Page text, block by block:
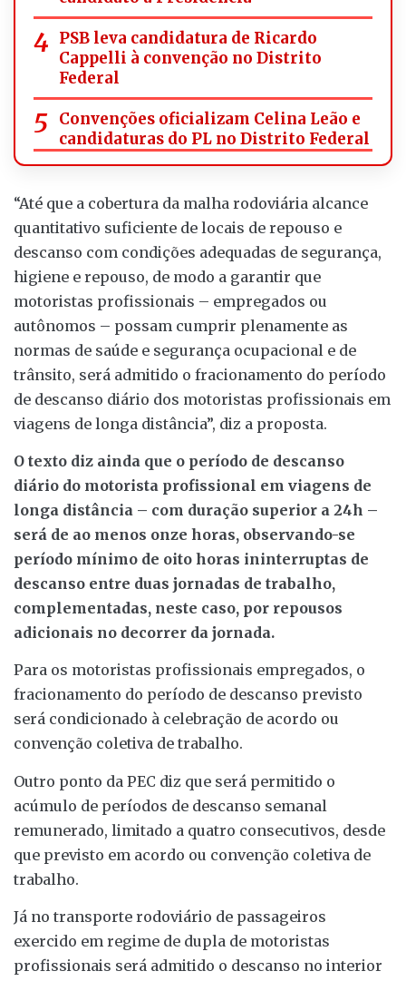
PSB leva candidatura de Ricardo
Cappelli à convenção no Distrito
Federal
Convenções oficializam Celina Leão e
candidaturas do PL no Distrito Federal
“Até que a cobertura da malha rodoviária alcance
quantitativo suficiente de locais de repouso e
descanso com condições adequadas de segurança,
higiene e repouso, de modo a garantir que
motoristas profissionais – empregados ou
autônomos – possam cumprir plenamente as
normas de saúde e segurança ocupacional e de
trânsito, será admitido o fracionamento do período
de descanso diário dos motoristas profissionais em
viagens de longa distância”, diz a proposta.
O texto diz ainda que o período de descanso
diário do motorista profissional em viagens de
longa distância – com duração superior a 24h –
será de ao menos onze horas, observando-se
período mínimo de oito horas ininterruptas de
descanso entre duas jornadas de trabalho,
complementadas, neste caso, por repousos
adicionais no decorrer da jornada.
Para os motoristas profissionais empregados, o
fracionamento do período de descanso previsto
será condicionado à celebração de acordo ou
convenção coletiva de trabalho.
Outro ponto da PEC diz que será permitido o
acúmulo de períodos de descanso semanal
remunerado, limitado a quatro consecutivos, desde
que previsto em acordo ou convenção coletiva de
trabalho.
Já no transporte rodoviário de passageiros
exercido em regime de dupla de motoristas
profissionais será admitido o descanso no interior